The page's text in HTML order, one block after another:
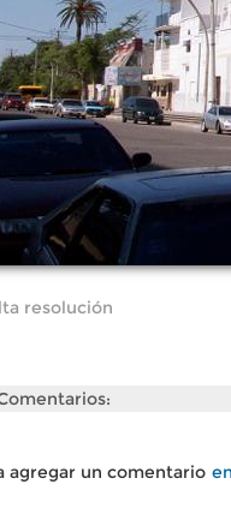
resolución
agregar un comentario